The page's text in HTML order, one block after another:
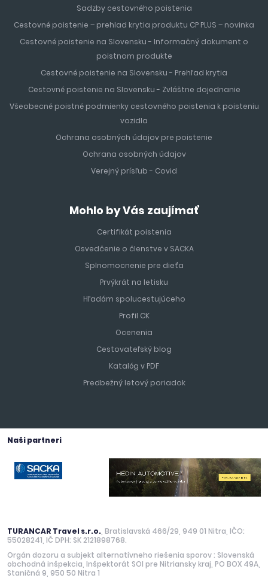
Sadzby cestovného poistenia
Cestovné poistenie – prehlad krytia produktu CP PLUS – novinka
Cestovné poistenie na Slovensku - Informačný dokument o
poistnom produkte
Cestovné poistenie na Slovensku - Prehľad krytia
Cestovné poistenie na Slovensku - Zvláštne dojednanie
Všeobecné poistné podmienky cestovného poistenia k poisteniu
vozidla
Ochrana osobných údajov pre poistenie
Ochrana osobných údajov
Verejný prísľub - Covid
Mohlo by Vás zaujímať
Certifikát poistenia
Osvedčenie o členstve v SACKA
Splnomocnenie pre dieťa
Prvýkrát na letisku
Hľadám spolucestujúceho
Profil CK
Ocenenia
Cestovateľský blog
Katalóg v PDF
Predbežný letový poriadok
Naši partneri
TURANCAR Travel s.r.o. , Bratislavská 466/29, 949 01 Nitra, IČO:
55028241, IČ DPH: SK 2121898768.
Orgán dozoru a subjekt alternatívneho riešenia sporov : Slovenská
obchodná inšpekcia, Inšpektorát SOI pre Nitriansky kraj, PO BOX 49A,
Staničná 9, 950 50 Nitra 1